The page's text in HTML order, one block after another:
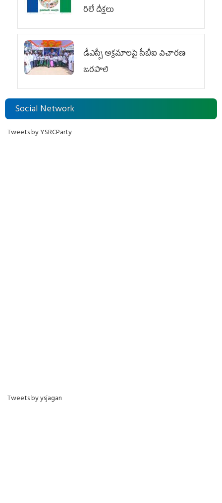
రిలే దీక్షలు
డీఎస్సీ అక్రమాలపై సీబీఐ విచారణ
జరపాలి
Social Network
Tweets by YSRCParty
Tweets by ysjagan